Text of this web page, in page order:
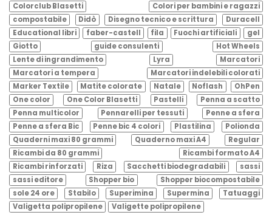
Colorclub Blasetti
Colori per bambini e ragazzi
compostabile
Didò Disegno tecnico e scrittura
Duracell
Educational libri
faber-castell fila Fuochi artificiali
gel
Giotto
guide consulenti
Hot Wheels
Lente di ingrandimento
Lyra
Marcatori
Marcatori a tempera
Marcatori indelebili colorati
Marker Textile
Matite colorate Natale Noflash
OhPen
One color
One Color Blasetti Pastelli
Penna a scatto
Penna multicolor
Pennarelli per tessuti
Penne a sfera
Penne a sfera Bic
Penne bic 4 colori Plastilina
Polionda
Quaderni maxi 80 grammi
Quaderno maxi A4
Regular
Ricambi da 80 grammi
Ricambi formato A4
Ricambi rinforzati
Riza Sacchetti biodegradabili
sassi
sassi editore
Shopper bio
Shopper biocompostabile
sole 24 ore
Stabilo Superimina Supermina
Tatuaggi
Valigetta polipropilene
Valigette polipropilene